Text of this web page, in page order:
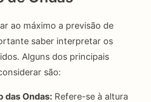
ao máximo a previsão de
saber interpretar os
Alguns dos principais
são:
das Ondas: Refere-se à altura